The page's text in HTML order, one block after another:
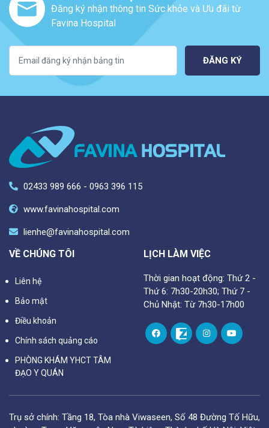
Đăng ký nhận thông tin Sức khỏe và Ưu đãi từ
Favina Hospital
ĐĂNG KÝ
02433 989 666 - 0963 396 115
www.favinahospital.com
lienhe@favinahospital.com
VỀ CHÚNG TÔI
Liên hệ
Bảo mật
Điều khoản
Chính sách quảng cáo
PHÒNG KHÁM YHCT TÂM
ĐẠO Y QUÁN
LỊCH LÀM VIỆC
Thời gian hoạt động: Thứ 2 -
Thứ 6: 7h30-20h30; Thứ 7 -
Chủ Nhật: Từ 7h30-17h00
Trụ sở chính: Tầng 18, Tòa nhà Viwaseen, Số 48 Đường Tố Hữu,